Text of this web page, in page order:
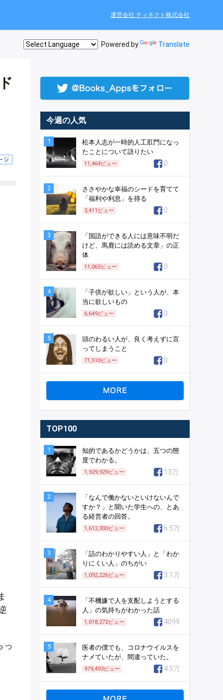
運営会社 ティネクト株式会社
Powered by Translate
っ
今週の人気
1
松本人志が一時的人工肛門になっ
たことについて語りたい
11,464ビュー 0
2
ささやかな幸福のシードを育てて
「福利や利息」を得る
3,411 ビュー 0
3
「国語ができる人には意味不明だ
けど、馬鹿には読める文章」の正
体
11,065ビュー 0
4
「子供が欲しい」という人が、本
当に欲しいもの
6,649ビュー 0
5
頭のわるい人が、良く考えずに言
ってしまうこと
71,510ビュー 0
TOP100
1
知的であるかどうかは、五つの態
度でわかる。
1,929,929ビュー 13万
2
「なんで働かないといけないんで
すか？」と聞いた学生への、とあ
る経営者の回答。
1,612,300ビュー 6.5万
3
「話のわかりやすい人」と「わか
りにくい人」のちがい
1,092,226ビュー 3.1万
4
「不機嫌で人を支配しようとする
人」の気持ちがわかった話
1,018,272ビュー 4099
5
医者の僕でも、コロナウイルスを
ナメていたが、間違っていた。
979,493ビュー 4.5万